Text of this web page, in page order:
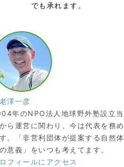
でも承れます。
澤一彦
年のNPO法人地球野外塾設立当
ら運営に関わり、今は代表を務め
。「非営利団体が提案する自然体
意義」をいつも考えてます。
フィールにアクセス